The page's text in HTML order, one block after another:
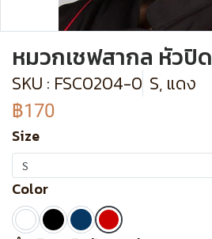
หมวกเชฟสากล หัวปิด
SKU : FSC0204-0 S, แดง
฿170
Size
S
Color